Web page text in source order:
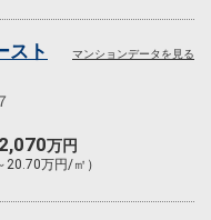
スト
2,070万円
20.70万円/㎡）
マンションデータを見る